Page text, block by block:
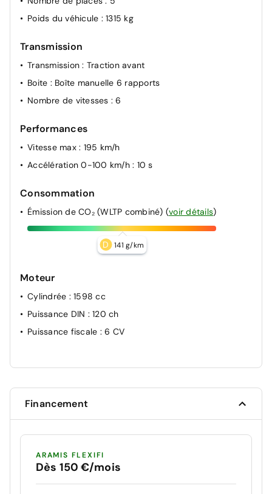
Poids du véhicule : 1315 kg
Transmission
Transmission: Traction avant
Boite : Boîte manuelle 6 rapports
Nombre de vitesses : 6
Performances
Vitesse max : 195 km/h
Accélération 0-100 km/h : 10 s
Consommation
Émission de CO₂ (WLTP combiné) (voir détails)
D 141 g/km
Moteur
Cylindrée : 1598 cc
Puissance DIN : 120 ch
Puissance fiscale : 6 CV
Financement
ARAMIS FLEXIFI
Dès 150 €/mois